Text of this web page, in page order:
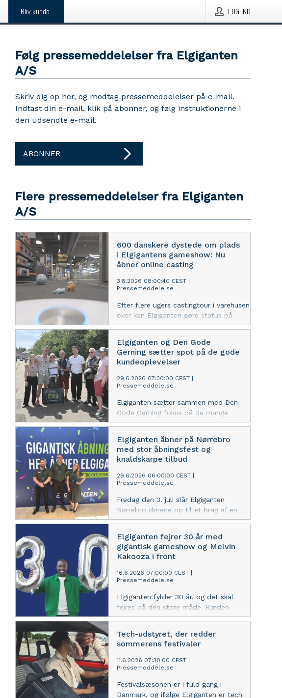
Bliv kunde LOG IND
Følg pressemeddelelser fra Elgiganten
A/S
Skriv dig op her, og modtag pressemeddelelser på e-mail.
Indtast din e-mail, klik på abonner, og følg instruktionerne i
den udsendte e-mail.
ABONNER
Flere pressemeddelelser fra Elgiganten
A/S
600 danskere dystede om plads
i Elgigantens gameshow: Nu
åbner online casting
3.8.2026 08:00:40 CEST
Pressemeddelelse
Efter flere ugers castingtour i varehusene landet
over kan Elgiganten gøre status på
interessen for det store jubilæums-
timer lang finale og en hovedpræmie
til en værdi af op til 500.000 kroner.
Elgiganten og Den Gode
Gerning sætter spot på de gode
kundeoplevelser
29.6.2026 07:30:00 CEST
Pressemeddelelse
Elgiganten sætter sammen med Den
Gode Gerning fokus på de mange
positive møder mellem kunder og
der sjældent får opmærksomhed,
men som fylder langt mere, end
mange tror.
Elgiganten åbner på Nørrebro
med stor åbningsfest og
knaldskarpe tilbud
29.6.2026 06:00:00 CEST
Pressemeddelelse
Fredag den 3. juli slår Elgiganten
Nørrebro dørene op til et brag af en
åbning af det nye varehus i Nørrebro
festlig weekend med stærke
åbningstilbud, god stemning og
aktiviteter.
Elgiganten fejrer 30 år med
gigantisk gameshow og Melvin
Kakooza i front
16.6.2026 07:00:00 CEST
Pressemeddelelse
Elgiganten fylder 30 år, og det skal
fejres på den store måde. Kæden
lancerer sin hidtil største kampagne
gameshow udviklet i samarbejde med
Melvin Kakooza, hvor hele Danmark
inviteres med til festen.
Tech-udstyret, der redder
sommerens festivaler
11.6.2026 07:30:00 CEST
Pressemeddelelse
Festivalsæsonen er i fuld gang i
Danmark, og ifølge Elgiganten er tech